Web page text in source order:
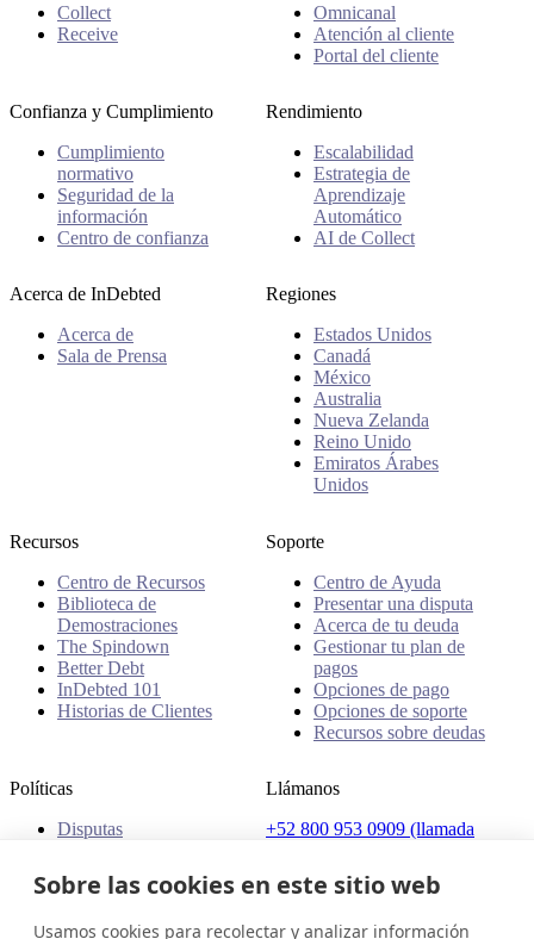
Collect
Receive
Omnicanal
Atención al cliente
Portal del cliente
Confianza y Cumplimiento
Cumplimiento
normativo
Seguridad de la
información
Centro de confianza
Rendimiento
Escalabilidad
Estrategia de
Aprendizaje
Automático
AI de Collect
Acerca de InDebted
Acerca de
Sala de Prensa
Regiones
Estados Unidos
Canadá
México
Australia
Nueva Zelanda
Reino Unido
Emiratos Árabes
Unidos
Recursos
Centro de Recursos
Biblioteca de
Demostraciones
The Spindown
Better Debt
InDebted 101
Historias de Clientes
Soporte
Centro de Ayuda
Presentar una disputa
Acerca de tu deuda
Gestionar tu plan de
pagos
Opciones de pago
Opciones de soporte
Recursos sobre deudas
Políticas
Disputas
Políticas
Llámanos
+52 800 953 0909 (llamada
Dirección
Av. Presidente Masaryk 111,
Sobre las cookies en este sitio web
Usamos cookies para recolectar y analizar información